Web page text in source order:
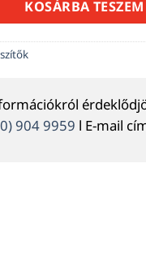
KOSÁRBA TESZEM
904 9959 l E-mail